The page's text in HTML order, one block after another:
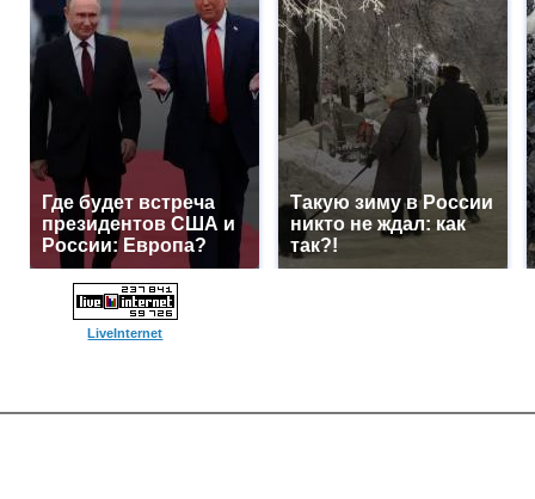
Где будет встреча
президентов США и
России: Европа?
Такую зиму в России
никто не ждал: как
так?!
LiveInternet